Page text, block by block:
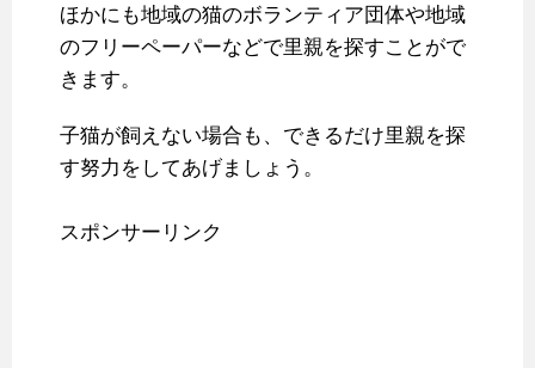
ほかにも地域の猫のボランティア団体や地域
のフリーペーパーなどで里親を探すことがで
きます。
子猫が飼えない場合も、できるだけ里親を探
す努力をしてあげましょう。
スポンサーリンク